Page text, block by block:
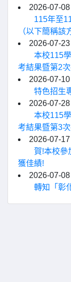
2026-07-08
115年至
（以下簡稱該
2026-07-23
本校115
考結果暨第2
2026-07-10
特色招生
2026-07-28
本校115
考結果暨第3
2026-07-17
賀!本校參
獲佳績!
2026-07-08
轉知「彰